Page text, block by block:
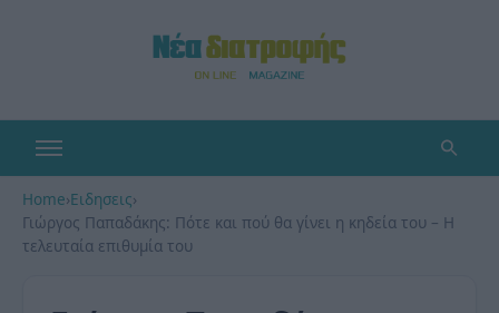
Home›Ειδησεις›
Γιώργος Παπαδάκης: Πότε και πού θα γίνει η κηδεία του – Η
τελευταία επιθυμία του